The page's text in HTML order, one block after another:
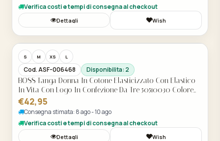
Verifica costi e tempi di consegna al checkout
Dettagli Wish
Acquisto Veloce
S M XS L
Cod. ASF-006468 Disponibilita: 2
BOSS Tanga Donna In Cotone Elasticizzato Con Elastico
In Vita Con Logo In Confezione Da Tre 50510030 Colore
Nero
€42,95
Consegna stimata: 8 ago - 10 ago
Verifica costi e tempi di consegna al checkout
Dettagli Wish